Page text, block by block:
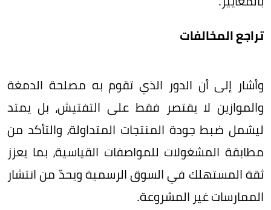
تراجع المخالفات
وأشار إلى أن الدور الذي تقوم به مصلحة الدمغة
والموازين لا يقتصر فقط على التفتيش، بل يمتد
ليشمل ضبط جودة المنتجات المتداولة، والتأكد من
مطابقة المشغولات للمواصفات القياسية، بما يعزز
ثقة المستهلك في السوق الرسمية ويحدّ من انتشار
الممارسات غير المشروعة.